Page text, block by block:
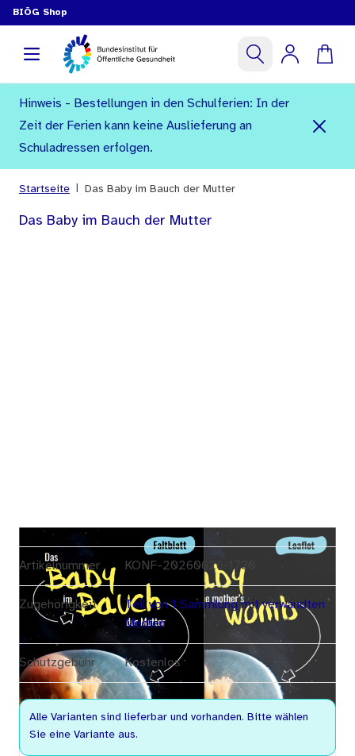
BIÖG Shop
Hinweis - Bestellungen in den Schulferien: In der
Zeit der Ferien kann keine Auslieferung an
Schuladressen erfolgen.
Startseite Das Baby im Bauch der Mutter
Das Baby im Bauch der Mutter
Artikelnummer KONF-20260626-1730
Zugehörigkeit
Teil von 1 Sammlung mit verwandten
Medien
Schutzgebühr Kostenlos
Alle Varianten sind lieferbar und vorhanden. Bitte wählen
Sie eine Variante aus.